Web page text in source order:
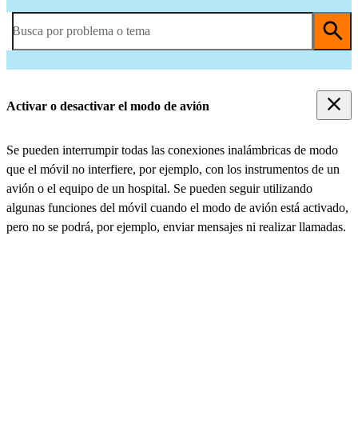
Busca por problema o tema
Activar o desactivar el modo de avión
Se pueden interrumpir todas las conexiones inalámbricas de modo
que el móvil no interfiere, por ejemplo, con los instrumentos de un
avión o el equipo de un hospital. Se pueden seguir utilizando
algunas funciones del móvil cuando el modo de avión está activado,
pero no se podrá, por ejemplo, enviar mensajes ni realizar llamadas.